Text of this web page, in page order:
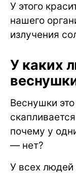
У этого
нашего
излучения
У каких
Веснушки
почему у
— нет?
У всех